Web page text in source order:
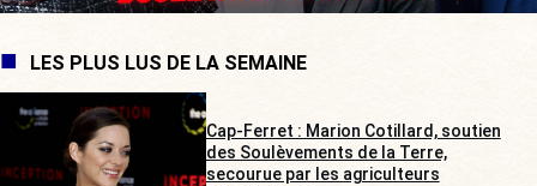
LES PLUS LUS DE LA SEMAINE
Cap-Ferret : Marion Cotillard, soutien
des Soulèvements de la Terre,
secourue par les agriculteurs